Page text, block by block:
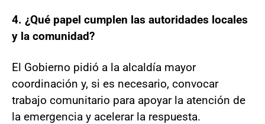
4. ¿Qué papel cumplen las autoridades locales
y la comunidad?
El Gobierno pidió a la alcaldía mayor
coordinación y, si es necesario, convocar
trabajo comunitario para apoyar la atención de
la emergencia y acelerar la respuesta.